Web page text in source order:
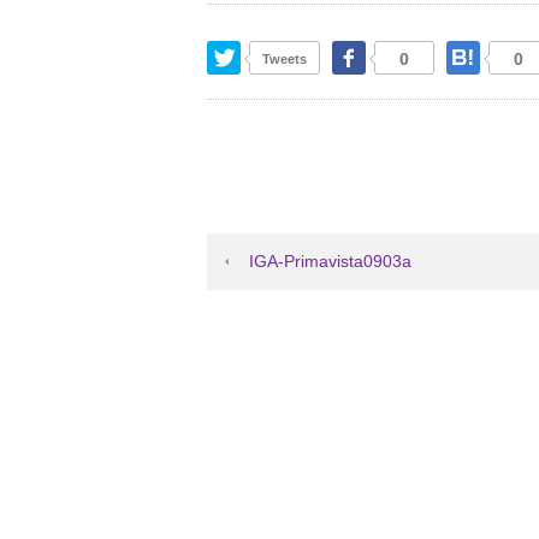
Tweets
Twitter 0
Facebook 0
は
IGA-Primavista0903a